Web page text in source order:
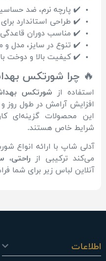
✔️ پارچه نرم، ضد
✔️ طراحی استاندارد برای
✔️ مناسب دوران
✔️ تنوع در سایز، مدل
✔️ کیفیت بالا و دوخت
🔥 چرا شورتکس
استفاده از شورتکس
افزایش آرامش در طول روز
این محصولات گزینه‌ای
شرایط خاص هستند.
آدلی شاپ با ارائه انواع
می‌کند ترکیبی ازراحتی،
آنلاین لباس زیر برای شما
اطلاعات